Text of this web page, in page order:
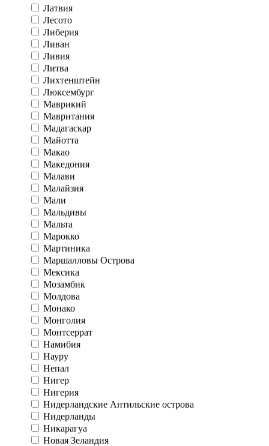
Латвия
Лесото
Либерия
Ливан
Ливия
Литва
Лихтенштейн
Люксембург
Маврикий
Мавритания
Мадагаскар
Майотта
Макао
Македония
Малави
Малайзия
Мали
Мальдивы
Мальта
Марокко
Мартиника
Маршалловы Острова
Мексика
Мозамбик
Молдова
Монако
Монголия
Монтсеррат
Намибия
Науру
Непал
Нигер
Нигерия
Нидерландские Антильские острова
Нидерланды
Никарагуа
Новая Зеландия